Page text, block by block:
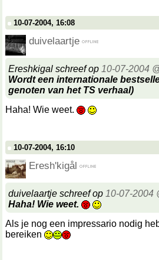
10-07-2004, 16:08
duivelaartje
Ereshkigal schreef op 10-07-2004
Wordt een internationale
genoten van het TS verhaal)
Haha! Wie weet.
10-07-2004, 16:10
Eresh'kigål
duivelaartje schreef op 10-07-2004
Haha! Wie weet.
Als je nog een impressario nodig
bereiken